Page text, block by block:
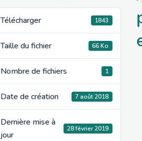
Télécharger 1843
Taille du fichier 66 Ko
Nombre de fichiers 1
Date de création 7 août 2018
Dernière mise à
jour
28 février 2019